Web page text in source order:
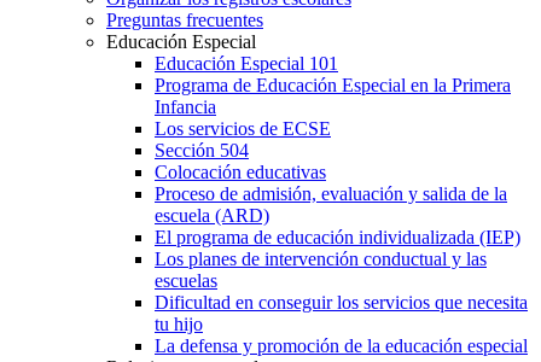
Preguntas frecuentes
Educación Especial
Educación Especial 101
Programa de Educación Especial en la Primera
Infancia
Los servicios de ECSE
Sección 504
Colocación educativas
Proceso de admisión, evaluación y salida de la
escuela (ARD)
El programa de educación individualizada (IEP)
Los planes de intervención conductual y las
escuelas
Dificultad en conseguir los servicios que necesita
tu hijo
La defensa y promoción de la educación especial